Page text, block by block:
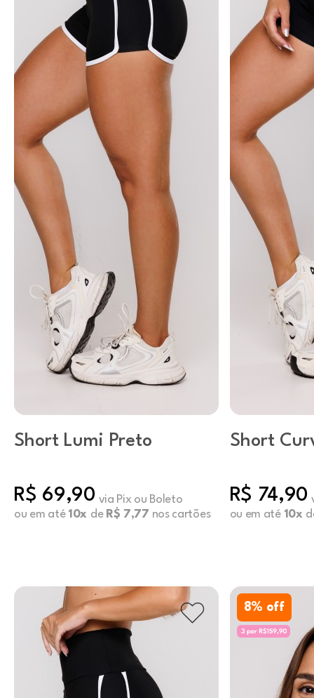
Short Lumi Preto
R$ 69,90 via Pix ou Boleto
ou em até 10x de R$ 7,77 nos cartões
Short
R$ 74,90
ou em até 10x
8% off